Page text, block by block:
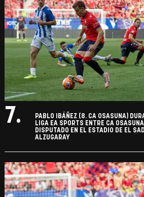
7.
PABLO IBÁÑEZ (8. CA OSASUNA)
LIGA EA SPORTS ENTRE CA
DISPUTADO EN EL ESTADIO DE EL
ALZUGARAY